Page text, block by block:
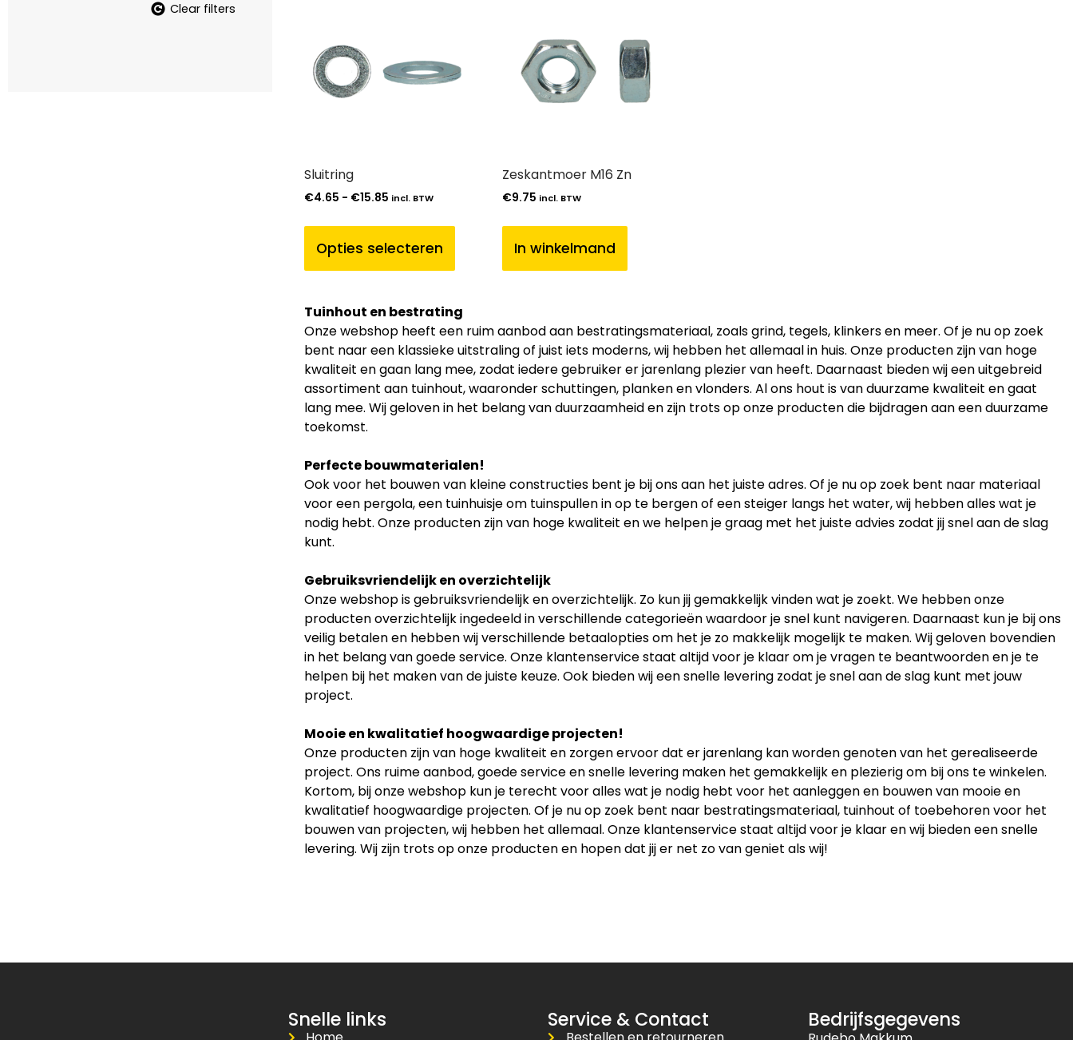
Clear filters
Sluitring
€4.65 - €15.85 incl. BTW
Opties selecteren
Zeskantmoer M16 Zn
€9.75 incl. BTW
In winkelmand
Tuinhout en bestrating
Onze webshop heeft een ruim aanbod aan bestratingsmateriaal, zoals grind, tegels, klinkers en meer. Of je nu op zoek
bent naar een klassieke uitstraling of juist iets moderns, wij hebben het allemaal in huis. Onze producten zijn van hoge
kwaliteit en gaan lang mee, zodat iedere gebruiker er jarenlang plezier van heeft. Daarnaast bieden wij een uitgebreid
assortiment aan tuinhout, waaronder schuttingen, planken en vlonders. Al ons hout is van duurzame kwaliteit en gaat
lang mee. Wij geloven in het belang van duurzaamheid en zijn trots op onze producten die bijdragen aan een duurzame
toekomst.
Perfecte bouwmaterialen!
Ook voor het bouwen van kleine constructies bent je bij ons aan het juiste adres. Of je nu op zoek bent naar materiaal
voor een pergola, een tuinhuisje om tuinspullen in op te bergen of een steiger langs het water, wij hebben alles wat je
nodig hebt. Onze producten zijn van hoge kwaliteit en we helpen je graag met het juiste advies zodat jij snel aan de slag
kunt.
Gebruiksvriendelijk en overzichtelijk
Onze webshop is gebruiksvriendelijk en overzichtelijk. Zo kun jij gemakkelijk vinden wat je zoekt. We hebben onze
producten overzichtelijk ingedeeld in verschillende categorieën waardoor je snel kunt navigeren. Daarnaast kun je bij ons
veilig betalen en hebben wij verschillende betaalopties om het je zo makkelijk mogelijk te maken. Wij geloven bovendien
in het belang van goede service. Onze klantenservice staat altijd voor je klaar om je vragen te beantwoorden en je te
helpen bij het maken van de juiste keuze. Ook bieden wij een snelle levering zodat je snel aan de slag kunt met jouw
project.
Mooie en kwalitatief hoogwaardige projecten!
Onze producten zijn van hoge kwaliteit en zorgen ervoor dat er jarenlang kan worden genoten van het gerealiseerde
project. Ons ruime aanbod, goede service en snelle levering maken het gemakkelijk en plezierig om bij ons te winkelen.
Kortom, bij onze webshop kun je terecht voor alles wat je nodig hebt voor het aanleggen en bouwen van mooie en
kwalitatief hoogwaardige projecten. Of je nu op zoek bent naar bestratingsmateriaal, tuinhout of toebehoren voor het
bouwen van projecten, wij hebben het allemaal. Onze klantenservice staat altijd voor je klaar en wij bieden een snelle
levering. Wij zijn trots op onze producten en hopen dat jij er net zo van geniet als wij!
Snelle links Service & Contact Bedrijfsgegevens